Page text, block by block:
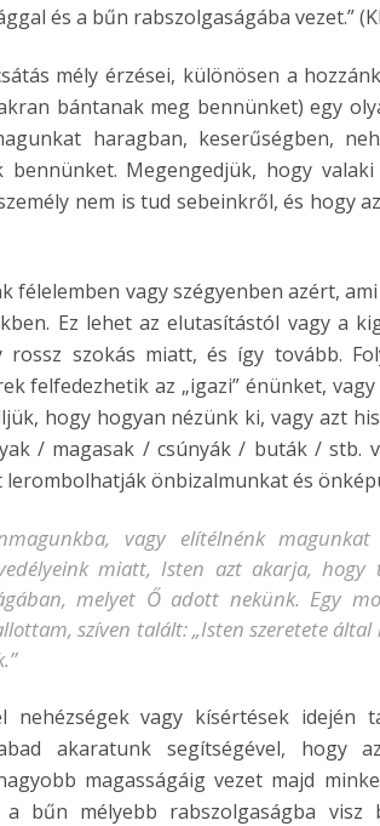
és a bűn rabszolgaságába vezet.”
mély érzései, különösen a
bántanak meg bennünket) egy
haragban, keserűségben,
Megengedjük, hogy
nem is tud sebeinkről, és hogy
félelemben vagy szégyenben azért,
Ez lehet az elutasítástól vagy a
szokás miatt, és így tovább.
felfedezhetik az „igazi” énünket,
hogy hogyan nézünk ki, vagy azt
/ magasak / csúnyák / buták / stb.
önbizalmunkat és
vagy elítélnénk magunkat
miatt, Isten azt akarja, hogy
melyet Ő adott nekünk. Egy
szíven talált: „Isten szeretete által
nehézségek vagy kísértések idején
akaratunk segítségével, hogy
magasságáig vezet majd
bűn mélyebb rabszolgaságba visz